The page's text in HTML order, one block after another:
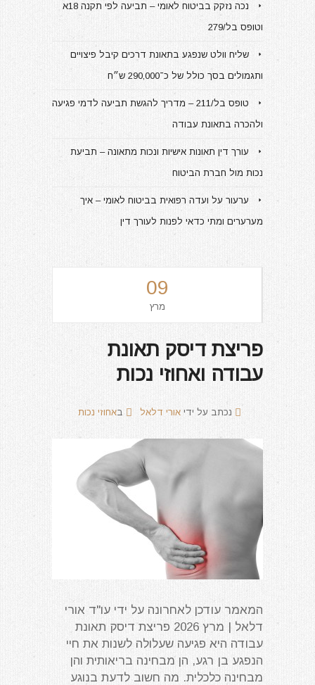
נכה נזקק בביטוח לאומי – תביעה לפי תקנה 18א
וטופס בל/279
שליח וולט שנפגע בתאונת דרכים קיבל פיצויים
ותגמולים בסך כולל של כ־290,000 ש״ח
טופס בל/211 – מדריך להגשת תביעה לדמי פגיעה
ולהכרה בתאונת עבודה
עורך דין תאונות אישיות ונכות מתאונה – תביעת
נכות מול חברת הביטוח
ערעור על ועדה רפואית בביטוח לאומי – איך
מערערים ומתי כדאי לפנות לעורך דין
09
מרץ
פריצת דיסק תאונת
עבודה ואחוזי נכות
נכתב על ידי אורי דלאל באחוזי נכות
המאמר עודכן לאחרונה על ידי עו"ד אורי
דלאל | מרץ 2026 פריצת דיסק תאונת
עבודה היא פגיעה שעלולה לשנות את חיי
הנפגע בן רגע, הן מבחינה בריאותית והן
מבחינה כלכלית. מה חשוב לדעת בנוגע